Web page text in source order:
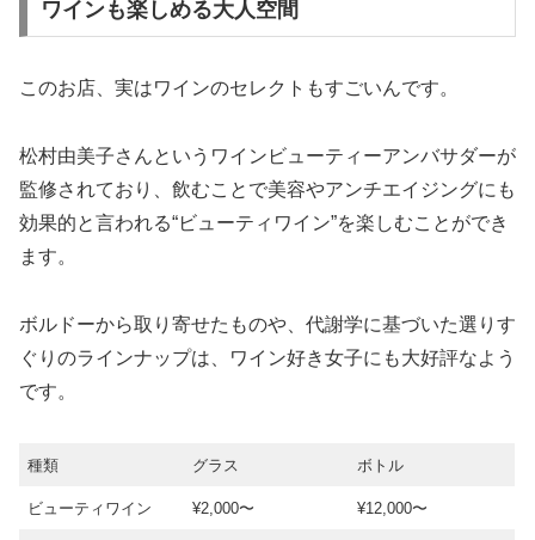
ワインも楽しめる大人空間
このお店、実はワインのセレクトもすごいんです。
松村由美子さんというワインビューティーアンバサダーが
監修されており、飲むことで美容やアンチエイジングにも
効果的と言われる“ビューティワイン”を楽しむことができ
ます。
ボルドーから取り寄せたものや、代謝学に基づいた選りす
ぐりのラインナップは、ワイン好き女子にも大好評なよう
です。
種類 グラス ボトル
ビューティワイン ¥2,000〜 ¥12,000〜